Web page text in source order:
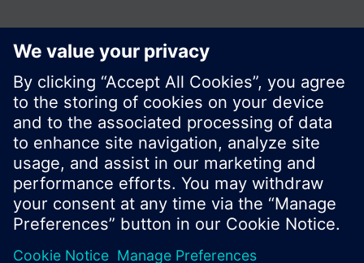
Zdieľať túto stránku:
© Siemens Switzerland Ltd. 2016